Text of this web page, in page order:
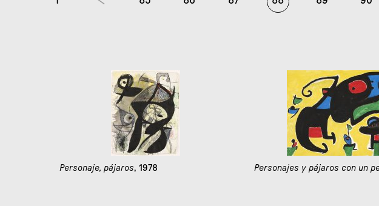
Personaje, pájaros, 1978 Personajes y pájaros con un